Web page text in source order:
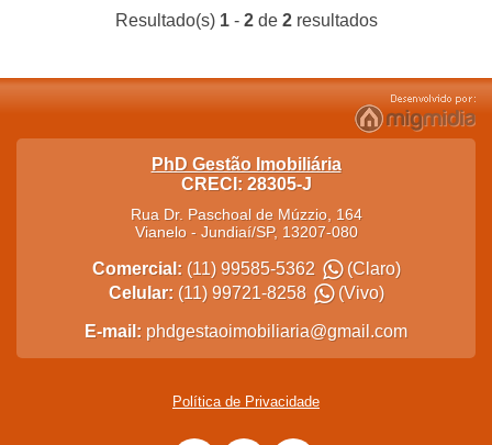
Resultado(s) 1- 2de 2resultados
PhD Gestão Imobiliária
CRECI: 28305-J
Rua Dr. Paschoal de Múzzio, 164
Vianelo- Jundiaí/SP, 13207-080
Comercial: (11) 99585-5362
(Claro)
Celular: (11) 99721-8258 (Vivo)
E-mail: phdgestaoimobiliaria@gmail.com
Política de Privacidade